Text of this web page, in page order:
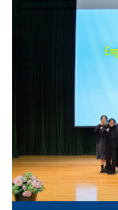
說
比